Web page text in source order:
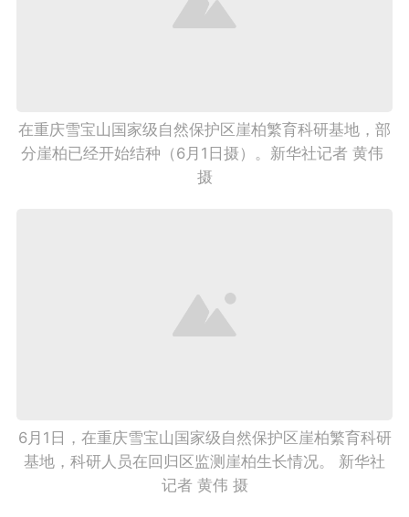
在重庆雪宝山国家级自然保护区崖柏繁育科研基地，部
分崖柏已经开始结种（6月1日摄）。新华社记者 黄伟
摄
6月1日，在重庆雪宝山国家级自然保护区崖柏繁育科研
基地，科研人员在回归区监测崖柏生长情况。 新华社
记者 黄伟 摄